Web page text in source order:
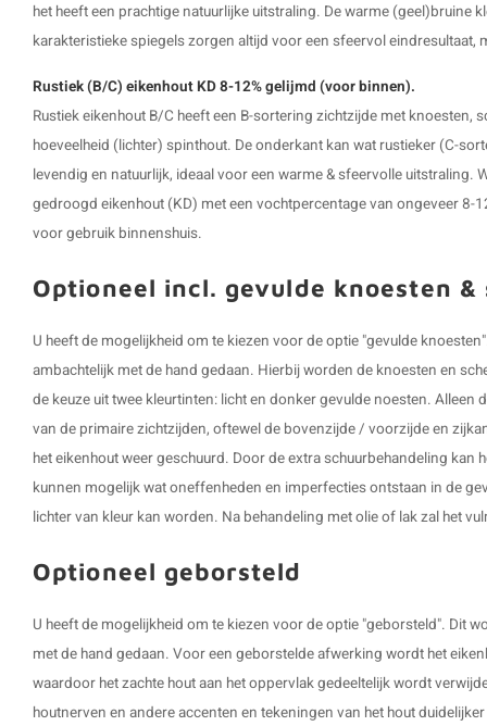
het heeft een prachtige natuurlijke uitstraling. De warme (geel)bruine
karakteristieke spiegels zorgen altijd voor een sfeervol eindresultaat,
Rustiek (B/C) eikenhout KD 8-12% gelijmd (voor binnen).
Rustiek eikenhout B/C heeft een B-sortering zichtzijde met knoesten,
hoeveelheid (lichter) spinthout. De onderkant kan wat rustieker (C-
levendig en natuurlijk, ideaal voor een warme & sfeervolle uitstraling.
gedroogd eikenhout (KD) met een vochtpercentage van ongeveer 8-
voor gebruik binnenshuis.
Optioneel incl. gevulde knoesten &
U heeft de mogelijkheid om te kiezen voor de optie "gevulde
ambachtelijk met de hand gedaan. Hierbij worden de knoesten en
de keuze uit twee kleurtinten: licht en donker gevulde noesten.
van de primaire zichtzijden, oftewel de bovenzijde / voorzijde en
het eikenhout weer geschuurd. Door de extra schuurbehandeling kan
kunnen mogelijk wat oneffenheden en imperfecties ontstaan in de
lichter van kleur kan worden. Na behandeling met olie of lak zal het
Optioneel geborsteld
U heeft de mogelijkheid om te kiezen voor de optie "geborsteld". Dit
met de hand gedaan. Voor een geborstelde afwerking wordt het
waardoor het zachte hout aan het oppervlak gedeeltelijk wordt
houtnerven en andere accenten en tekeningen van het hout